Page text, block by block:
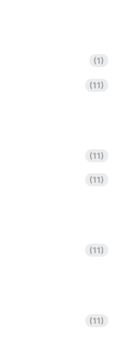
(1)
(11)
(11)
(11)
(11)
(11)